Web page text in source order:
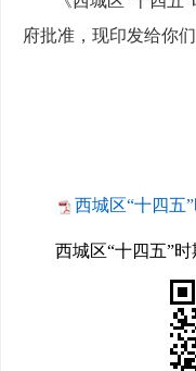
府批准，现印发给你
西城区“十四五
西城区“十四五”